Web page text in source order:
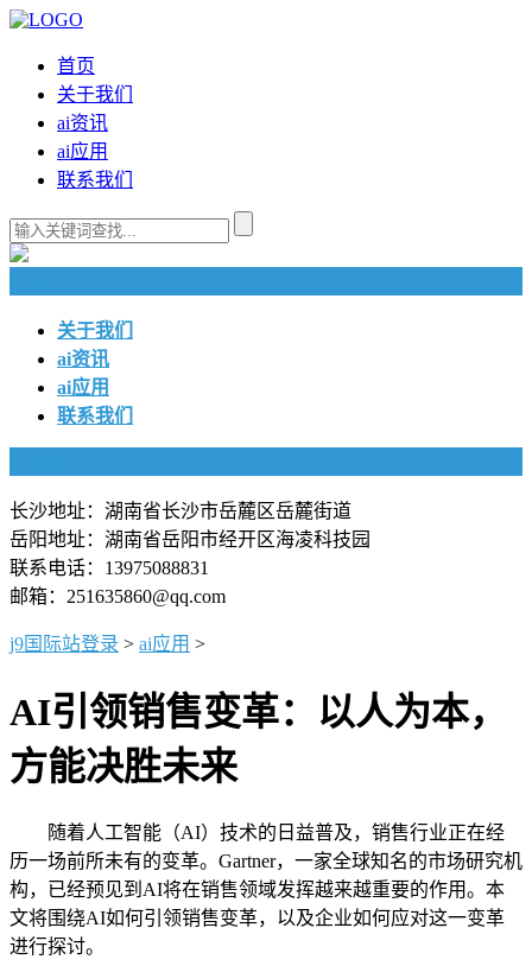
首页
关于我们
ai资讯
ai应用
联系我们
关于我们
ai资讯
ai应用
联系我们
长沙地址：湖南省长沙市岳麓区岳麓街道
岳阳地址：湖南省岳阳市经开区海凌科技园
联系电话：13975088831
邮箱：251635860@qq.com
j9国际站登录 > ai应用 >
AI引领销售变革：以人为本，
方能决胜未来
随着人工智能（AI）技术的日益普及，销售行业正在经
历一场前所未有的变革。Gartner，一家全球知名的市场研究机
构，已经预见到AI将在销售领域发挥越来越重要的作用。本
文将围绕AI如何引领销售变革，以及企业如何应对这一变革
进行探讨。